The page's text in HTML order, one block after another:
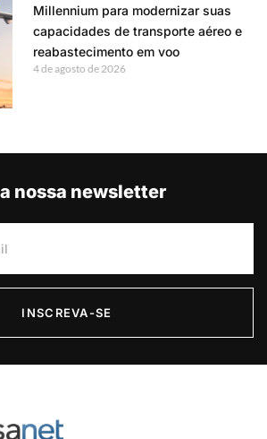
Millennium para modernizar suas
capacidades de transporte aéreo e
reabastecimento em voo
4 de agosto de 2026
nossa newsletter
INSCREVA-SE